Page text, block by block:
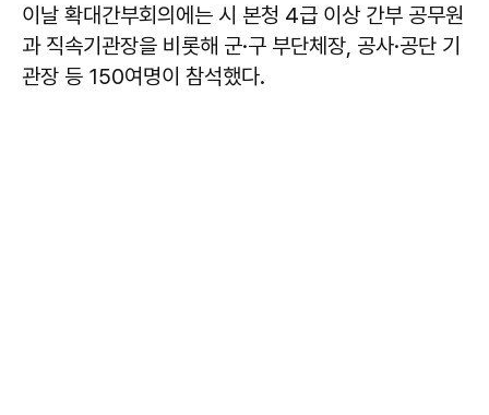
이날 확대간부회의에는 시 본청 4급 이상 간부 공무원
과 직속기관장을 비롯해 군·구 부단체장, 공사·공단 기
관장 등 150여명이 참석했다.